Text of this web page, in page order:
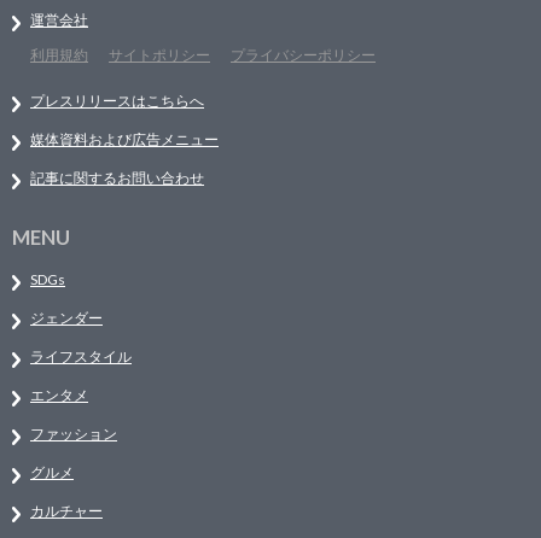
運営会社
利用規約
サイトポリシー プライバシーポリシー
プレスリリースはこちらへ
媒体資料および広告メニュー
記事に関するお問い合わせ
MENU
SDGs
ジェンダー
ライフスタイル
エンタメ
ファッション
グルメ
カルチャー